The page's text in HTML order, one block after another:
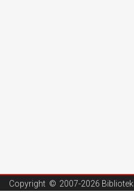
Copyright © 2007-2026